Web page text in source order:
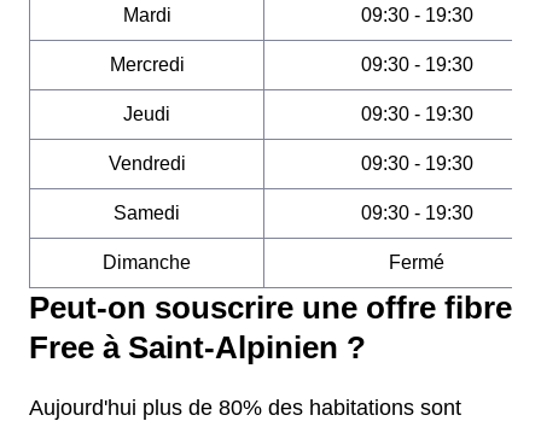
Mardi 09:30 - 19:30
Mercredi 09:30 - 19:30
Jeudi 09:30 - 19:30
Vendredi 09:30 - 19:30
Samedi 09:30 - 19:30
Dimanche Fermé
Peut-on souscrire une offre fibre
Free à Saint-Alpinien ?
Aujourd'hui plus de 80% des habitations sont